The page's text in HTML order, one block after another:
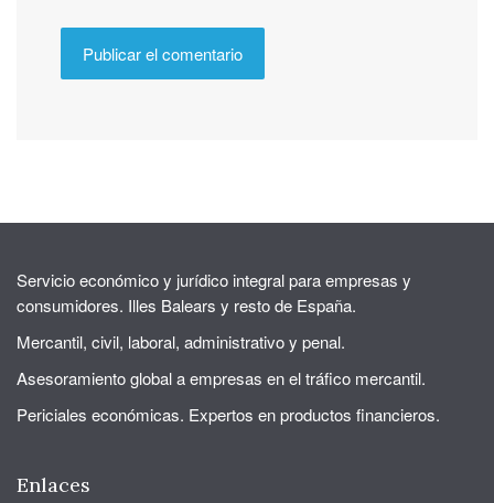
Servicio económico y jurídico integral para empresas y
consumidores. Illes Balears y resto de España.
Mercantil, civil, laboral, administrativo y penal.
Asesoramiento global a empresas en el tráfico mercantil.
Periciales económicas. Expertos en productos financieros.
Enlaces